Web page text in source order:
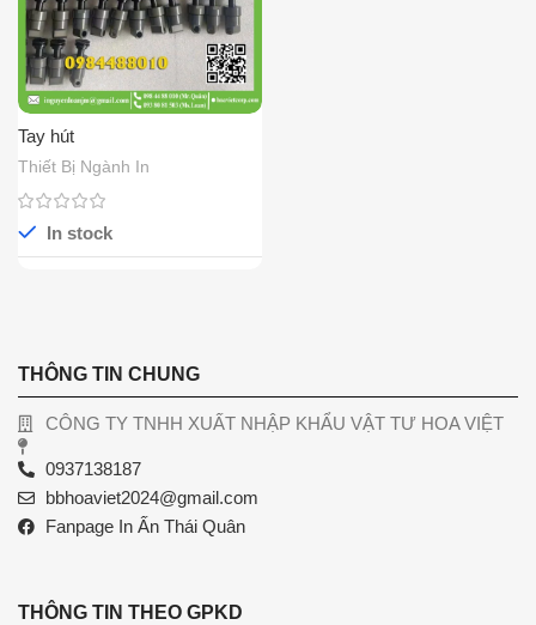
Tay hút
Thiết Bị Ngành In
In stock
THÔNG TIN CHUNG
CÔNG TY TNHH XUẤT NHẬP KHẨU VẬT TƯ HOA VIỆT
0937138187
bbhoaviet2024@gmail.com
Fanpage In Ấn Thái Quân
THÔNG TIN THEO GPKD